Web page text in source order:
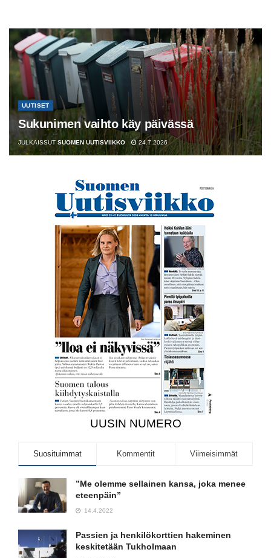
UUTISET
Sukunimen vaihto käy päivässä
JULKAISSUT SUOMEN UUTISVIIKKO 24.7.2026
UUSIN NUMERO
Suosituimmat Kommentit Viimeisimmät
”Me olemme sellainen kansa, joka menee
eteenpäin”
14.4.2022
Passien ja henkilökorttien hakeminen
keskitetään Tukholmaan